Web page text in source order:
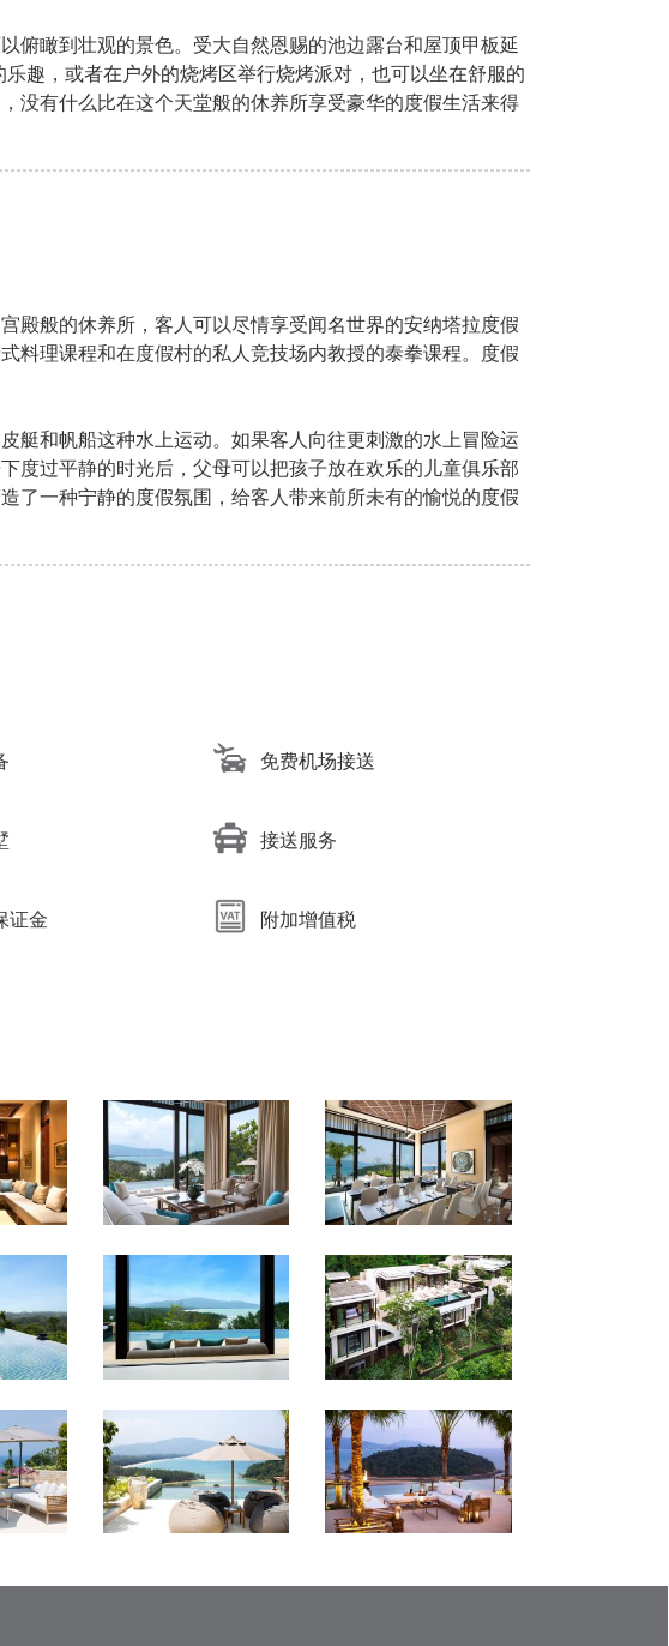
俯瞰到壮观的景色。受大自然恩赐的池边露台和屋顶甲板延
趣，或者在户外的烧烤区举行烧烤派对，也可以坐在舒服的
没有什么比在这个天堂般的休养所享受豪华的度假生活来得
殿般的休养所，客人可以尽情享受闻名世界的安纳塔拉度假
料理课程和在度假村的私人竞技场内教授的泰拳课程。度假
艇和帆船这种水上运动。如果客人向往更刺激的水上冒险运
度过平静的时光后，父母可以把孩子放在欢乐的儿童俱乐部
了一种宁静的度假氛围，给客人带来前所未有的愉悦的度假
免费机场接送
接送服务
证金 附加增值税